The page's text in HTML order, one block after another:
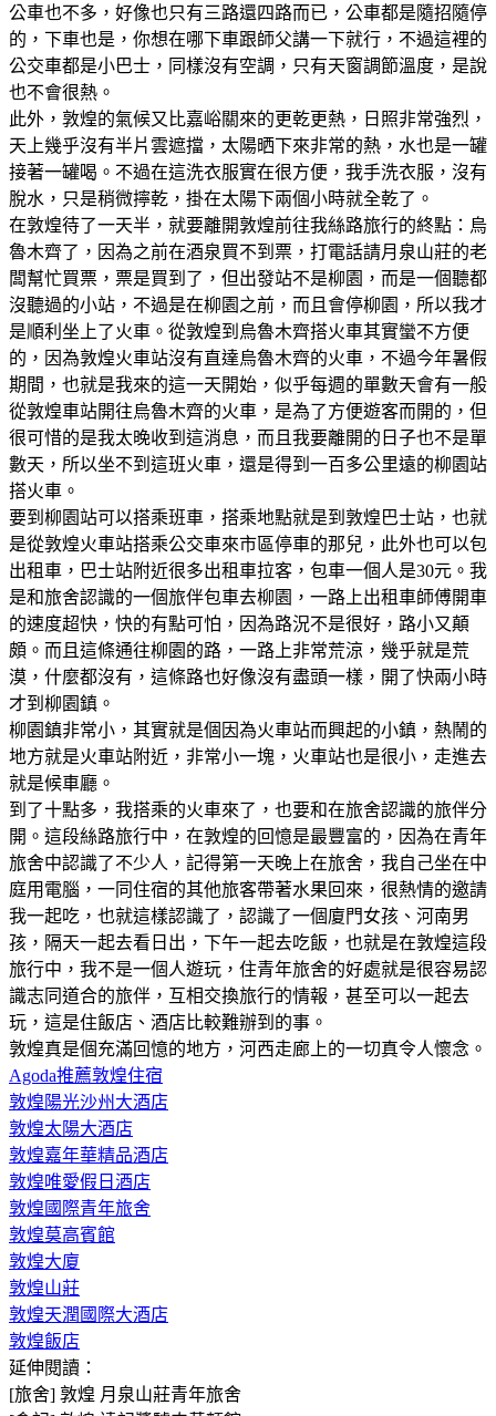
公車也不多，好像也只有三路還四路而已，公車都是隨招隨停
的，下車也是，你想在哪下車跟師父講一下就行，不過這裡的
公交車都是小巴士，同樣沒有空調，只有天窗調節溫度，是說
也不會很熱。
此外，敦煌的氣候又比嘉峪關來的更乾更熱，日照非常強烈，
天上幾乎沒有半片雲遮擋，太陽晒下來非常的熱，水也是一罐
接著一罐喝。不過在這洗衣服實在很方便，我手洗衣服，沒有
脫水，只是稍微擰乾，掛在太陽下兩個小時就全乾了。
在敦煌待了一天半，就要離開敦煌前往我絲路旅行的終點：烏
魯木齊了，因為之前在酒泉買不到票，打電話請月泉山莊的老
闆幫忙買票，票是買到了，但出發站不是柳園，而是一個聽都
沒聽過的小站，不過是在柳園之前，而且會停柳園，所以我才
是順利坐上了火車。從敦煌到烏魯木齊搭火車其實蠻不方便
的，因為敦煌火車站沒有直達烏魯木齊的火車，不過今年暑假
期間，也就是我來的這一天開始，似乎每週的單數天會有一般
從敦煌車站開往烏魯木齊的火車，是為了方便遊客而開的，但
很可惜的是我太晚收到這消息，而且我要離開的日子也不是單
數天，所以坐不到這班火車，還是得到一百多公里遠的柳園站
搭火車。
要到柳園站可以搭乘班車，搭乘地點就是到敦煌巴士站，也就
是從敦煌火車站搭乘公交車來市區停車的那兒，此外也可以包
出租車，巴士站附近很多出租車拉客，包車一個人是30元。我
是和旅舍認識的一個旅伴包車去柳園，一路上出租車師傅開車
的速度超快，快的有點可怕，因為路況不是很好，路小又顛
頗。而且這條通往柳園的路，一路上非常荒涼，幾乎就是荒
漠，什麼都沒有，這條路也好像沒有盡頭一樣，開了快兩小時
才到柳園鎮。
柳園鎮非常小，其實就是個因為火車站而興起的小鎮，熱鬧的
地方就是火車站附近，非常小一塊，火車站也是很小，走進去
就是候車廳。
到了十點多，我搭乘的火車來了，也要和在旅舍認識的旅伴分
開。這段絲路旅行中，在敦煌的回憶是最豐富的，因為在青年
旅舍中認識了不少人，記得第一天晚上在旅舍，我自己坐在中
庭用電腦，一同住宿的其他旅客帶著水果回來，很熱情的邀請
我一起吃，也就這樣認識了，認識了一個廈門女孩、河南男
孩，隔天一起去看日出，下午一起去吃飯，也就是在敦煌這段
旅行中，我不是一個人遊玩，住青年旅舍的好處就是很容易認
識志同道合的旅伴，互相交換旅行的情報，甚至可以一起去
玩，這是住飯店、酒店比較難辦到的事。
敦煌真是個充滿回憶的地方，河西走廊上的一切真令人懷念。
Agoda推薦敦煌住宿
敦煌陽光沙州大酒店
敦煌太陽大酒店
敦煌嘉年華精品酒店
敦煌唯愛假日酒店
敦煌國際青年旅舍
敦煌莫高賓館
敦煌大廈
敦煌山莊
敦煌天潤國際大酒店
敦煌飯店
延伸閱讀：
[旅舍] 敦煌 月泉山莊青年旅舍